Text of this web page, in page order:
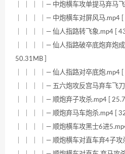
｜ ｜ ｜ ｜— 中炮横车攻单提马弃马
｜ ｜ ｜ ｜— 中炮横车对屏风马.mp4 [
｜ ｜ ｜ ｜— 仙人指路转飞象.mp4 [
｜ ｜ ｜ ｜— 仙人指路破卒底炮弃炮
50.31MB ]
｜ ｜ ｜ ｜— 仙人指路对卒底炮.mp4 [
｜ ｜ ｜ ｜— 五六炮攻反宫马弃车飞
｜ ｜ ｜ ｜— 顺炮弃子攻杀.mp4 [
｜ ｜ ｜ ｜— 顺炮弃马车炮杀.mp4 [
｜ ｜ ｜ ｜— 顺炮横车攻黑士6进
｜ ｜ ｜ ｜— 顺炮横车对直车弃4子攻